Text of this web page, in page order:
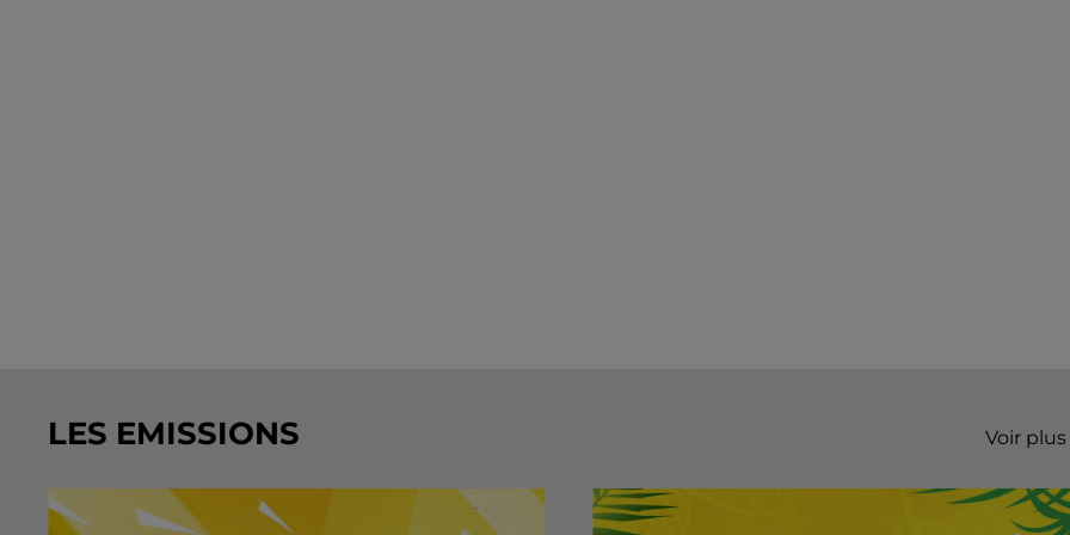
LES EMISSIONS Voir plus